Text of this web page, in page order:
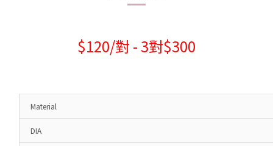
$120/對 - 3對$300
Material
DIA